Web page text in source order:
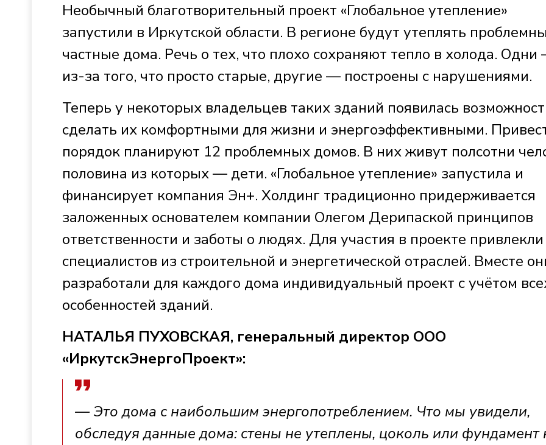
Необычный благотворительный проект «Глобальное утепление»
запустили в Иркутской области. В регионе будут утеплять
частные дома. Речь о тех, что плохо сохраняют тепло в холода.
из-за того, что просто старые, другие — построены с нарушениями.
Теперь у некоторых владельцев таких зданий появилась
сделать их комфортными для жизни и энергоэффективными.
порядок планируют 12 проблемных домов. В них живут полсотни
половина из которых — дети. «Глобальное утепление» запустила и
финансирует компания Эн+. Холдинг традиционно придерживается
заложенных основателем компании Олегом Дерипаской принципов
ответственности и заботы о людях. Для участия в проекте привлекли
специалистов из строительной и энергетической отраслей. Вместе
разработали для каждого дома индивидуальный проект с учётом
особенностей зданий.
НАТАЛЬЯ ПУХОВСКАЯ, генеральный директор ООО
«ИркутскЭнергоПроект»:
— Это дома с наибольшим энергопотреблением. Что мы увидели,
обследуя данные дома: стены не утеплены, цоколь или фундамент